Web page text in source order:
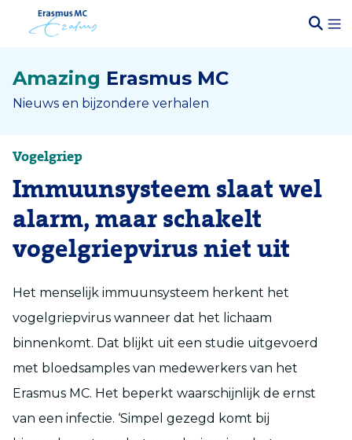
Amazing Erasmus MC
Nieuws en bijzondere verhalen
Vogelgriep
Immuunsysteem slaat wel
alarm, maar schakelt
vogelgriepvirus niet uit
Het menselijk immuunsysteem herkent het
vogelgriepvirus wanneer dat het lichaam
binnenkomt. Dat blijkt uit een studie uitgevoerd
met bloedsamples van medewerkers van het
Erasmus MC. Het beperkt waarschijnlijk de ernst
van een infectie. ‘Simpel gezegd komt bij